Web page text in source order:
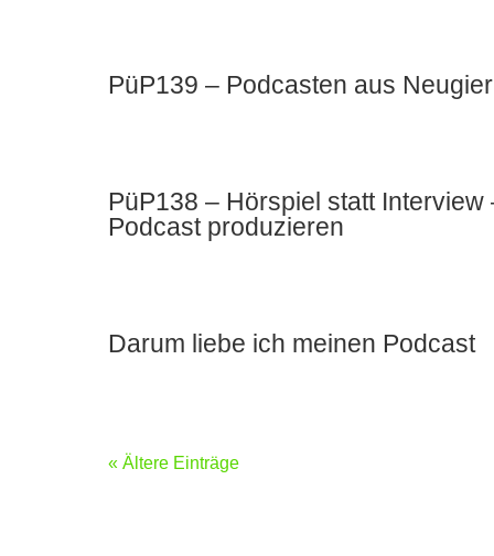
PüP139 – Podcasten aus
PüP138 – Hörspiel statt
Podcast produzieren
Darum liebe ich meinen Podcast
« Ältere Einträge